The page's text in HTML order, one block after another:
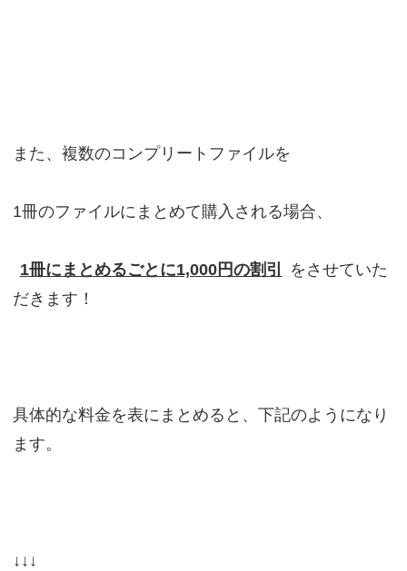
また、複数のコンプリートファイルを
1冊のファイルにまとめて購入される場合、
1冊にまとめるごとに1,000円の割引
をさせていた
だきます！
具体的な料金を表にまとめると、下記のようになり
ます。
↓↓↓